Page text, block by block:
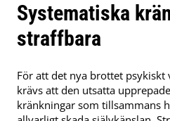
Systematiska
straffbara
För att det nya brottet psykiskt
krävs att den utsatta
kränkningar som tillsammans